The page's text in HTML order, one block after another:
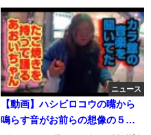
ニュース
【動画】ハシビロコウの嘴から
鳴らす音がお前らの想像の５倍